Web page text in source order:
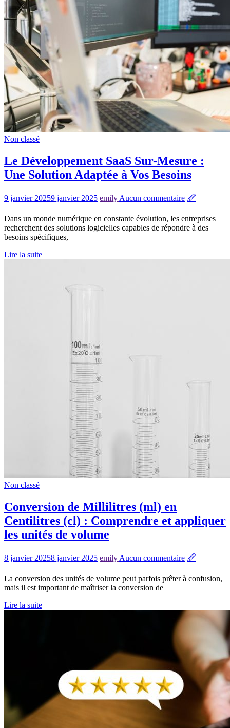
Non classé
Le Développement SaaS Sur-Mesure :
Une Solution Adaptée à Vos Besoins
9 janvier 20259 janvier 2025 emily Aucun commentaire 🖉
Dans un monde numérique en constante évolution, les entreprises
recherchent des solutions logicielles capables de répondre à des
besoins spécifiques,
Lire la suite
Non classé
Conversion de Millilitres (ml) en
Centilitres (cl) : Comprendre et appliquer
les unités de volume
8 janvier 20258 janvier 2025 emily Aucun commentaire 🖉
La conversion des unités de volume peut parfois prêter à confusion,
mais il est important de maîtriser la conversion de
Lire la suite